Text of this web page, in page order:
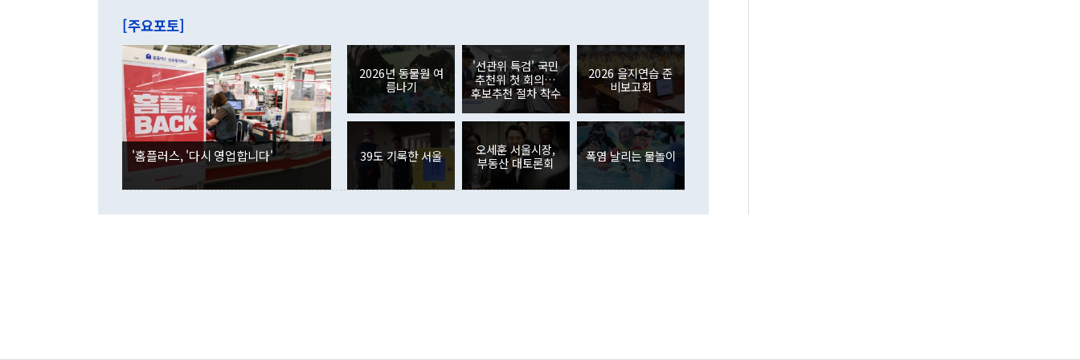
이 9월 러시아 블라디보스토크에서 열리는 '동방경제포럼(EEF)'을 언급하
며 "정부 차원에서 (참석을) 검토하고 있다"고 발언한 데 대해서도 조 장관
은 "그것은 외교부의 몫"이라며 "아직 거기까지 진도가 나가지 않았다"고
잘랐다. 정 장관이 이날 소개한 대북 구상과 설명은 정부 내 조율을 거치지
않았다는 점에서 문제가 있다. 특히 주적 표현 대체와 국호 사용, 9·19 군
사합의 복원, 4자회담 추진 등은 통일부 장관이 결정할 사안이 아니어서 월
권이라는 지적이 나오고 있다. 이 대통령은 정 장관의 업무보고를 듣고 난
뒤 "여기 업무보고에 발표했다고 승인난 건 아니다"라고 재차 확인했다. 정
부의 한 소식통은 "정 장관의 발언 내용은 대부분 국가안전보장회의(NSC)
를 거쳐 결정된 사안이 아닌 정 장관의 개인적 생각에 가깝다"며 "안보 관
련 부처 장관이 정부의 공식 정책이 아닌 사안을 추진하겠다고 업무보고를
하고 대통령의 면전에서 '국군통수권자가 나서야 한다'고 주장한 것은 심각
였던 올해 3월(369억9000만달러)을 넘어선 것이다. 직접투자에서는 내국
인의 해외투자가 80억1000만달러, 외국인의 국내투자가 46억3000만달러
각각 증가했다. 증권투자에서는 외국인의 국내 주식 매도세가 이어졌다. 외
국인의 국내 주식 투자는 차익실현 매도 등의 영향으로 316억1000만달러
감소하며 전월(-310억5000만달러)에 이어 역대 최대 순매도 기록을 다시
경신했다. 외국인의 국내 채권투자는 세계국채지수(WGBI) 자금 유입에도
분기 말 만기도래 영향으로 증가 폭이 줄어든 52억9000만달러를 기록했
다. 내국인의 해외 증권투자는 주식을 중심으로 35억6000만달러 증가했
다. eoyn2@newspim.com
[주요포토]
'홈플러스, '다시 영업합니다'
2026년 동물원 여
름나기
'선관위 특검' 국민
추천위 첫 회의…
후보추천 절차 착수
2026 을지연습 준
비보고회
39도 기록한 서울
오세훈 서울시장,
부동산 대토론회
폭염 날리는 물놀이